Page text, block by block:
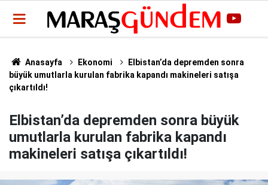
Anasayfa Ekonomi
Elbistan’da depremden sonra
büyük umutlarla kurulan fabrika kapandı makineleri satışa
çıkartıldı!
Elbistan’da depremden sonra büyük
umutlarla kurulan fabrika kapandı
makineleri satışa çıkartıldı!